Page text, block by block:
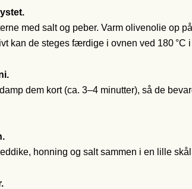
med salt og peber. Varm olivenolie op
kan de steges færdige i ovnen ved 180 °C i
dem kort (ca. 3–4 minutter), så de
honning og salt sammen i en lille